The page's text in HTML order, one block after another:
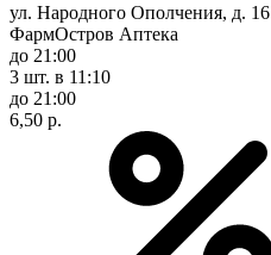
ул. Народного Ополчения, д. 16
ФармОстров Аптека
до 21:00
3 шт. в 11:10
до 21:00
6,50 р.